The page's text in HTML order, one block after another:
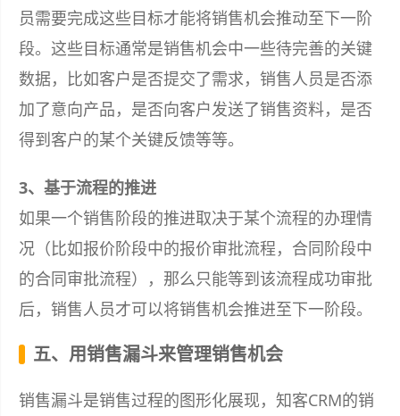
员需要完成这些目标才能将销售机会推动至下一阶
段。这些目标通常是销售机会中一些待完善的关键
数据，比如客户是否提交了需求，销售人员是否添
加了意向产品，是否向客户发送了销售资料，是否
得到客户的某个关键反馈等等。
3、基于流程的推进
如果一个销售阶段的推进取决于某个流程的办理情
况（比如报价阶段中的报价审批流程，合同阶段中
的合同审批流程），那么只能等到该流程成功审批
后，销售人员才可以将销售机会推进至下一阶段。
五、用销售漏斗来管理销售机会
销售漏斗是销售过程的图形化展现，知客CRM的销